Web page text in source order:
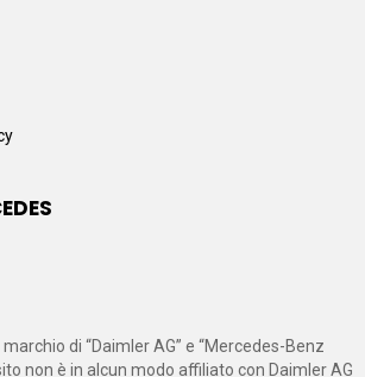
di “Daimler AG” e “Mercedes-Benz
non è in alcun modo affiliato con Daimler AG